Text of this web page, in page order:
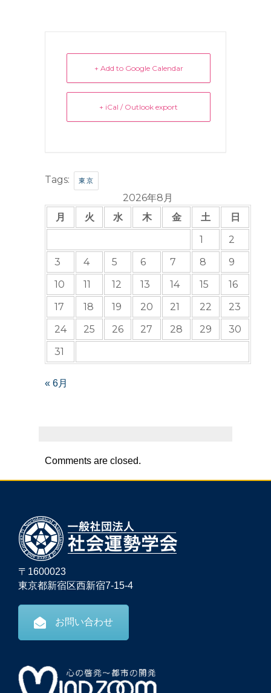
+ Add to Google Calendar
+ iCal / Outlook export
Tags: 東京
2026年8月
月
火 水 木 金 土
日
1
2
3
4 5 6 7 8
9
10
11 12 13 14 15
16
17
18 19 20 21 22
23
24
25 26 27 28 29
30
31
« 6月
Comments are closed.
〒1600023
東京都新宿区西新宿7-15-4
お問い合わせ